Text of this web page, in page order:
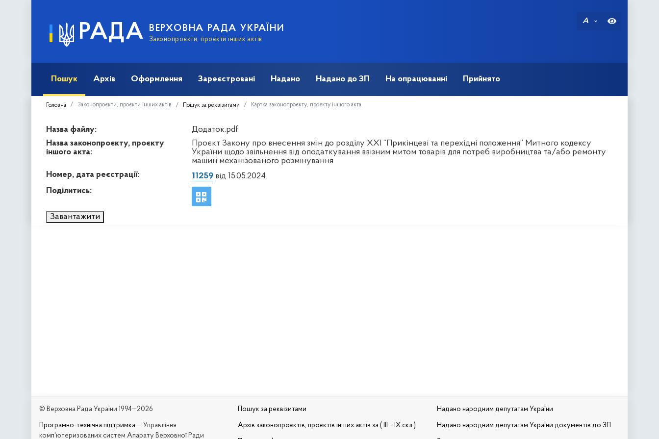
РАДА ВЕРХОВНА РАДА УКРАЇНИ
Законопроєкти, проєкти інших актів
A
Пошук Архів Оформлення Зареєстровані Надано Надано до ЗП На опрацюванні Прийнято
Головна Законопроєкти, проєкти інших актів Пошук за реквізитами Картка законопроєкту, проєкту іншого акта
Назва файлу:
Додаток.pdf
Назва законопроєкту, проєкту
іншого акта:
Проєкт Закону про внесення змін до розділу ХХІ “Прикінцеві та перехідні положення” Митного кодексу
України щодо звільнення від оподаткування ввізним митом товарів для потреб виробництва та/або ремонту
машин механізованого розмінування
Номер, дата реєстрації:
11259від 15.05.2024
Поділитись:
Завантажити
© Верховна Рада України 1994—2026
Програмно-технічна підтримка — Управління
комп'ютеризованих систем Апарату Верховної Ради
Пошук за реквізитами
Архів законопроєктів, проєктів інших актів за ( III – IX скл.)
Надано народним депутатам України
Надано народним депутатам України документів до ЗП